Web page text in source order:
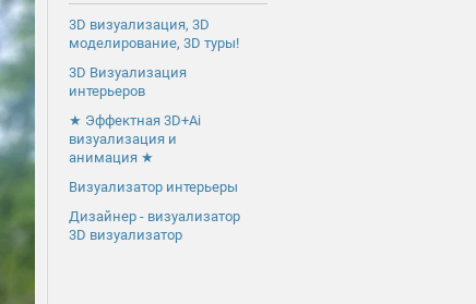
3D визуализация, 3D
моделирование, 3D туры!
3D Визуализация
интерьеров
★ Эффектная 3D+Ai
визуализация и
анимация ★
Визуализатор интерьеры
Дизайнер - визуализатор
3D визуализатор